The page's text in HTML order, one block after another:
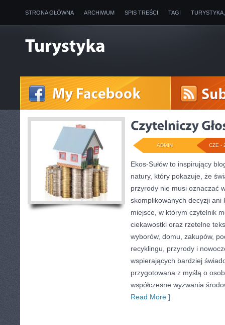
STRONA GŁÓWNA ARCHIWUM SPIS TREŚCI TAGI
CZE -
ADMIN
Ekos-Sułów to inspirujący
natury, który pokazuje, że
przyrody nie musi oznaczać
skomplikowanych decyzji ani
miejsce, w którym czytelnik
ciekawostki oraz rzetelne
wyborów, domu, zakupów,
recyklingu, przyrody i
wspierających bardziej
przygotowana z myślą o
współczesne wyzwania
Read More ]